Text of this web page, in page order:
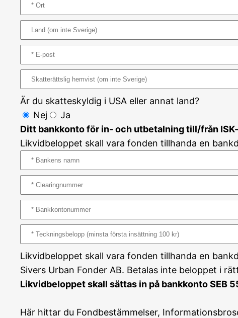
Är du skatteskyldig i USA eller annat land?
Nej
Ja
Ditt bankkonto för in- och utbetalning till/från
Likvidbeloppet skall vara fonden tillhanda en
Likvidbeloppet skall vara fonden tillhanda en
Sivers Urban Fonder AB. Betalas inte beloppet i
Likvidbeloppet skall sättas in på bankkonto SEB
Här hittar du Fondbestämmelser,